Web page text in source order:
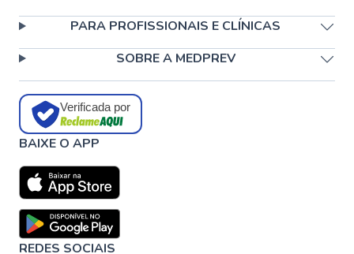
PARA PROFISSIONAIS E CLÍNICAS
SOBRE A MEDPREV
Verificada por
BAIXE O APP
REDES SOCIAIS